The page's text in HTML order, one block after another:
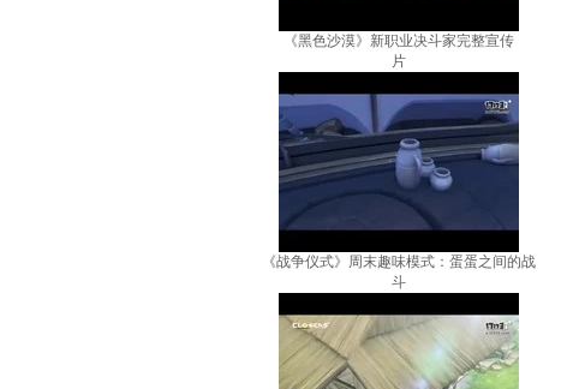
《黑色沙漠》新职业决斗家完整宣传
片
《战争仪式》周末趣味模式：蛋蛋之间的战
斗